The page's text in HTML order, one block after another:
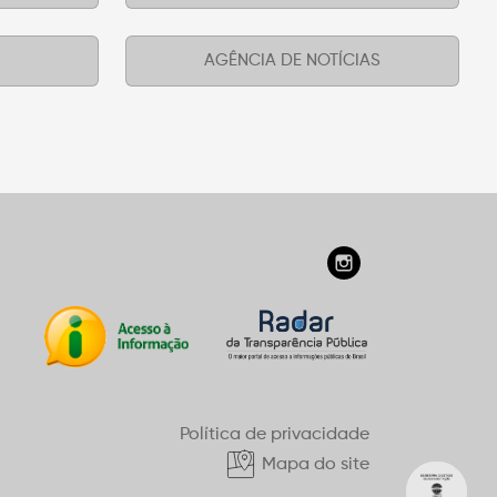
AGÊNCIA DE NOTÍCIAS
Política de privacidade
Mapa do site